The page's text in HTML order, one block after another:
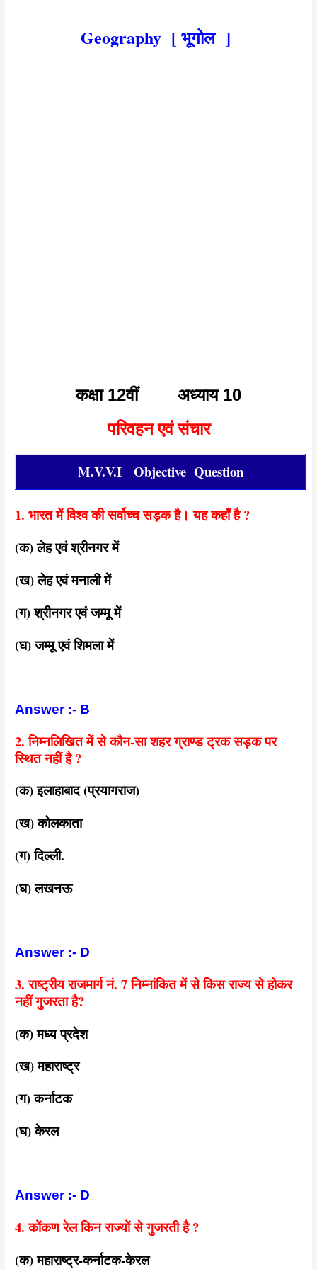
Geography [ भूगोल ]
कक्षा 12वीं अध्याय 10
परिवहन एवं संचार
M.V.V.I Objective Question
1. भारत में विश्व की सर्वोच्च सड़क है। यह कहाँ है ?
(क) लेह एवं श्रीनगर में
(ख) लेह एवं मनाली में
(ग) श्रीनगर एवं जम्मू में
(घ) जम्मू एवं शिमला में
Answer :- B
2. निम्नलिखित में से कौन-सा शहर ग्राण्ड ट्रक सड़क पर
स्थित नहीं है ?
(क) इलाहाबाद (प्रयागराज)
(ख) कोलकाता
(ग) दिल्ली.
(घ) लखनऊ
Answer :- D
3. राष्ट्रीय राजमार्ग नं. 7 निम्नांकित में से किस राज्य से होकर
नहीं गुजरता है?
(क) मध्य प्रदेश
(ख) महाराष्ट्र
(ग) कर्नाटक
(घ) केरल
Answer :- D
4. कोंकण रेल किन राज्यों से गुजरती है ?
(क) महाराष्ट्र-कर्नाटक-केरल